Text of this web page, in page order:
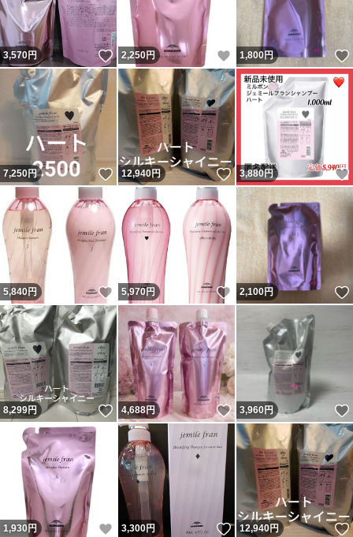
3,570円 いいね！
2,250円 いいね！
1,800円
7,250円 いいね！
12,940円 いいね！
3,880円
5,840円 いいね！
5,970円 いいね！
2,100円
8,299円 いいね！
4,688円 いいね！
3,960円
1,930円 いいね！
3,300円 いいね！
12,940円